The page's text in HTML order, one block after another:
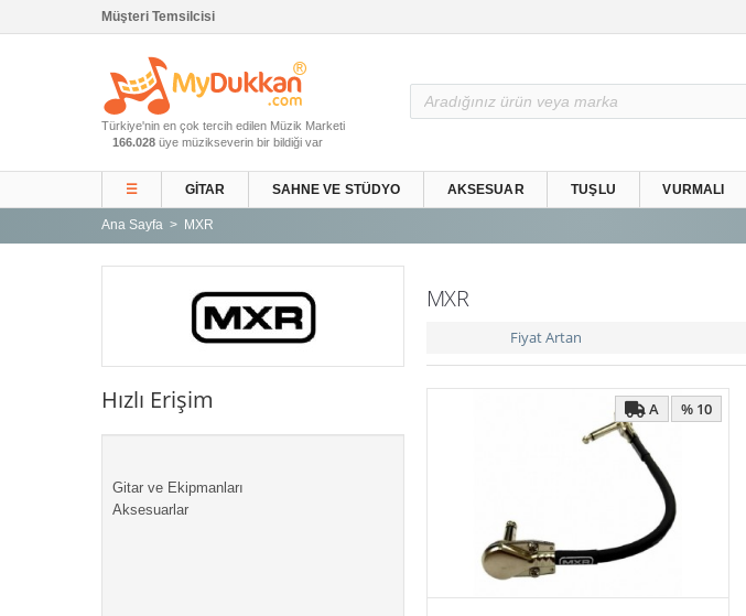
Müşteri Temsilcisi
Gitar ve Ekipmanları
Sahne ve Stüdyo
Aksesuarlar
Vurmalı Çalgılar
Türk Müziği Enstrümanları
Türkiye'nin en çok tercih edilen Müzik Marketi
166.028 üye müzikseverin bir bildiği var
☰ GITAR SAHNE VE STÜDYO AKSESUAR TUŞLU VURMALI
Ana Sayfa MXR
Hızlı Erişim
Gitar ve Ekipmanları
Aksesuarlar
MXR
Fiyat Artan
% 10
A